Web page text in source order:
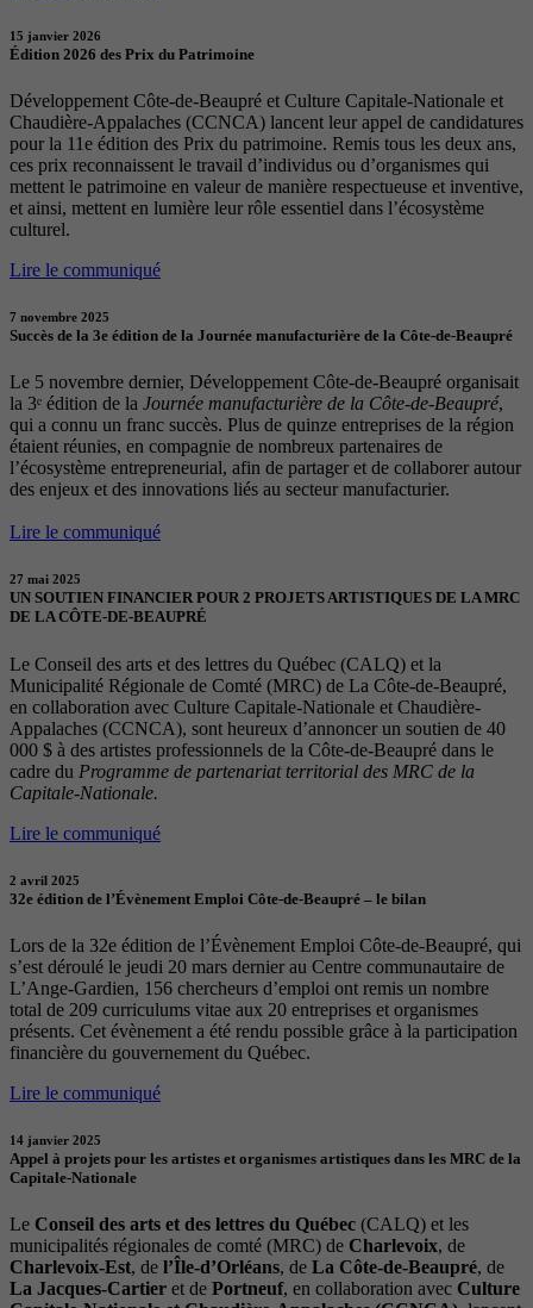
15 janvier 2026
Édition 2026 des Prix du Patrimoine
Développement Côte-de-Beaupré et Culture Capitale-Nationale et
Chaudière-Appalaches (CCNCA) lancent leur appel de candidatures
pour la 11e édition des Prix du patrimoine. Remis tous les deux ans,
ces prix reconnaissent le travail d’individus ou d’organismes qui
mettent le patrimoine en valeur de manière respectueuse et inventive,
et ainsi, mettent en lumière leur rôle essentiel dans l’écosystème
culturel.
Lire le communiqué
7 novembre 2025
Succès de la 3e édition de la Journée manufacturière de la Côte-de-Beaupré
Le 5 novembre dernier, Développement Côte-de-Beaupré organisait
la 3ᵉ édition de la Journée manufacturière de la Côte-de-Beaupré,
qui a connu un franc succès. Plus de quinze entreprises de la région
étaient réunies, en compagnie de nombreux partenaires de
l’écosystème entrepreneurial, afin de partager et de collaborer autour
des enjeux et des innovations liés au secteur manufacturier.
Lire le communiqué
27 mai 2025
UN SOUTIEN FINANCIER POUR 2 PROJETS ARTISTIQUES DE LA MRC
DE LA CÔTE-DE-BEAUPRÉ
Le Conseil des arts et des lettres du Québec (CALQ) et la
Municipalité Régionale de Comté (MRC) de La Côte-de-Beaupré,
en collaboration avec Culture Capitale-Nationale et Chaudière-
Appalaches (CCNCA), sont heureux d’annoncer un soutien de 40
000 $ à des artistes professionnels de la Côte-de-Beaupré dans le
cadre du Programme de partenariat territorial des MRC de la
Capitale-Nationale.
Lire le communiqué
2 avril 2025
32e édition de l’Évènement Emploi Côte-de-Beaupré – le bilan
Lors de la 32e édition de l’Évènement Emploi Côte-de-Beaupré, qui
s’est déroulé le jeudi 20 mars dernier au Centre communautaire de
L’Ange-Gardien, 156 chercheurs d’emploi ont remis un nombre
total de 209 curriculums vitae aux 20 entreprises et organismes
présents. Cet évènement a été rendu possible grâce à la participation
financière du gouvernement du Québec.
Lire le communiqué
14 janvier 2025
Appel à projets pour les artistes et organismes artistiques dans les MRC de la
Capitale-Nationale
Le Conseil des arts et des lettres du Québec (CALQ) et les
municipalités régionales de comté (MRC) de Charlevoix, de
Charlevoix-Est, de l’Île-d’Orléans, de La Côte-de-Beaupré, de
La Jacques-Cartier et de Portneuf, en collaboration avec Culture